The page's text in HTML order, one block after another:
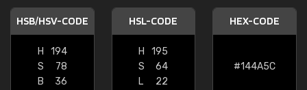
HSB/HSV-CODE
H
194
S
78
B
36
HSL-CODE
H
195
S
64
L
22
HEX-CODE
#144A5C